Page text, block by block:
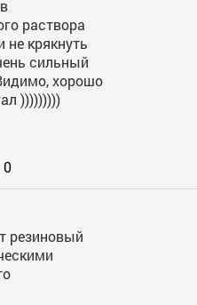
раствора
не крякнуть
сильный
хорошо
)))))))))
0
резиновый